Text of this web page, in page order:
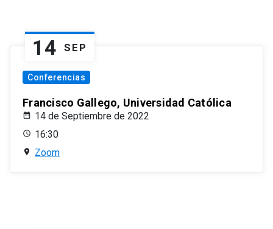
14 SEP
Conferencias
Francisco Gallego, Universidad Católica
14 de Septiembre de 2022
16:30
Zoom